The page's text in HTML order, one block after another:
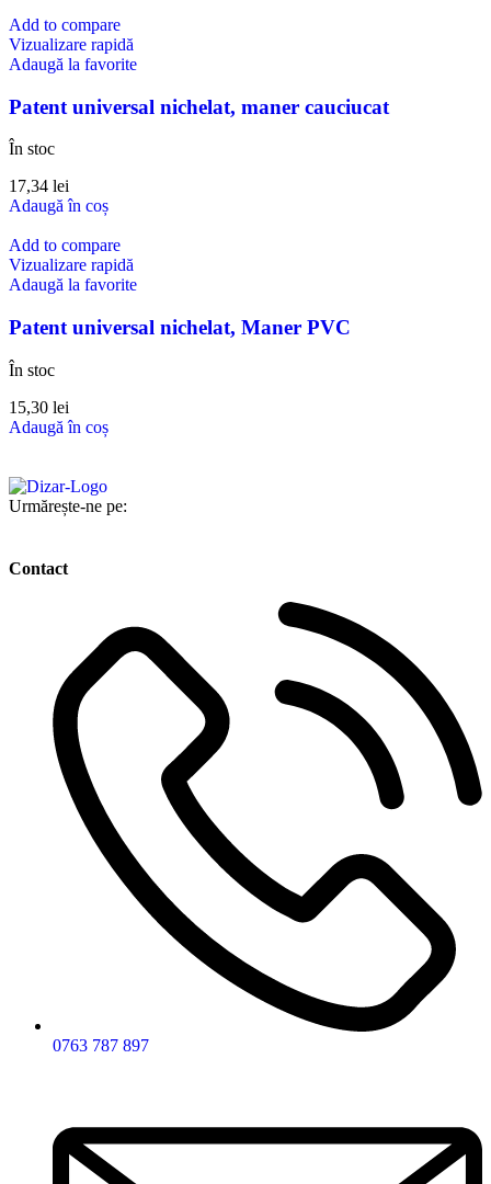
Add to compare
Vizualizare rapidă
Adaugă la favorite
Patent universal nichelat, maner cauciucat
În stoc
17,34 lei
Adaugă în coș
Add to compare
Vizualizare rapidă
Adaugă la favorite
Patent universal nichelat, Maner PVC
În stoc
15,30 lei
Adaugă în coș
Urmărește-ne pe:
Contact
0763 787 897